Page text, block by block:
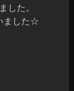
した。
ました☆